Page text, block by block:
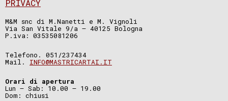
PRIVACY
M&M snc di M.Nanetti e M. Vignoli
Via San Vitale 9/a – 40125 Bologna
P.iva: 03535081206
Telefono. 051/237434
Mail. INFO@MASTRICARTAI.IT
Orari di apertura
Lun – Sab: 10.00 – 19.00
Dom: chiusi